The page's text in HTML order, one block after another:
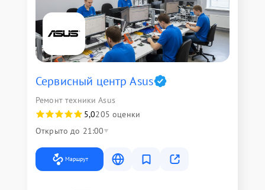
Сервисный центр Asus
Ремонт техники Asus
5,0205 оценки
Открыто до 21:00
Маршрут